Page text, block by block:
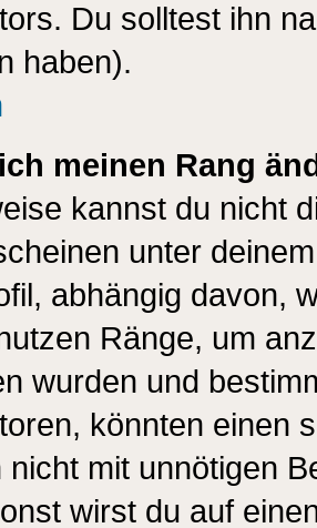
Du solltest ihn
haben).
meinen Rang
kannst du nicht
unter
abhängig davon,
Ränge, um
wurden und
könnten einen
nicht mit unnötigen
wirst du auf